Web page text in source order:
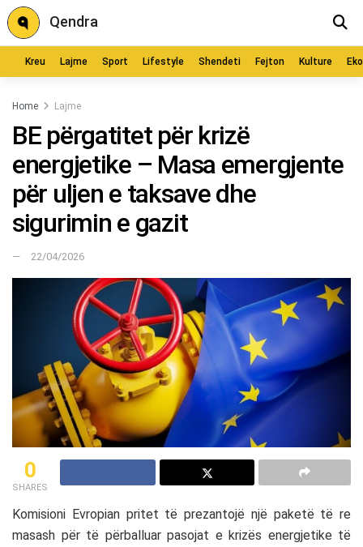
Qendra
Kreu Lajme Sport Lifestyle Shendeti Fejton Kulture
Home Lajme
BE përgatitet për krizë
energjetike – Masa emergjente
për uljen e taksave dhe
sigurimin e gazit
22/04/2026
0
SHARES
Komisioni Evropianpritet të prezantojë një paketë të re
masash për të përballuar pasojat e krizës energjetike të